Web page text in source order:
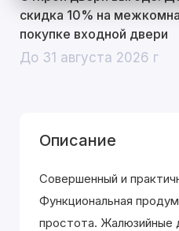
скидка 10% на
покупке входной двери
До 31 августа 2026 г
Описание
Совершенный и
Функциональная
простота. Жалюзийные